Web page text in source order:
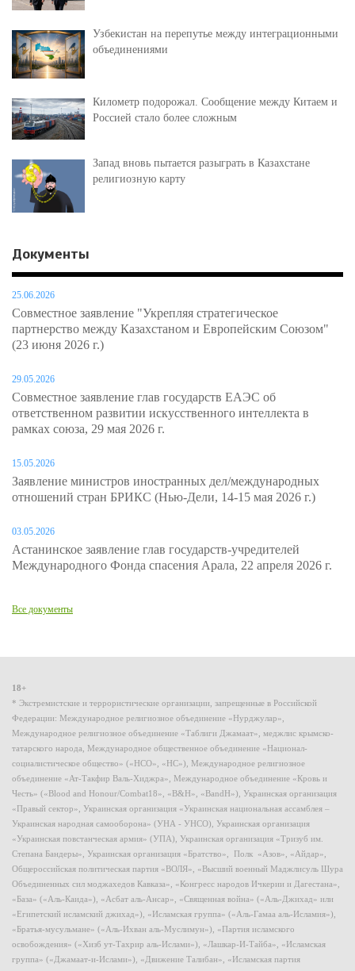
Узбекистан на перепутье между интеграционными
объединениями
Километр подорожал. Сообщение между Китаем и
Россией стало более сложным
Запад вновь пытается разыграть в Казахстане
религиозную карту
Документы
25.06.2026
Совместное заявление "Укрепляя стратегическое
партнерство между Казахстаном и Европейским Союзом"
(23 июня 2026 г.)
29.05.2026
Совместное заявление глав государств ЕАЭС об
ответственном развитии искусственного интеллекта в
рамках союза, 29 мая 2026 г.
15.05.2026
Заявление министров иностранных дел/международных
отношений стран БРИКС (Нью-Дели, 14-15 мая 2026 г.)
03.05.2026
Астанинское заявление глав государств-учредителей
Международного Фонда спасения Арала, 22 апреля 2026 г.
Все документы
18+
* Экстремистские и террористические организации, запрещенные в Российской
Федерации: Международное религиозное объединение «Нурджулар»,
Международное религиозное объединение «Таблиги Джамаат», меджлис крымско-
татарского народа, Международное общественное объединение «Национал-
социалистическое общество» («НСО», «НС»), Международное религиозное
объединение «Ат-Такфир Валь-Хиджра», Международное объединение «Кровь и
Честь» («Blood and Honour/Combat18», «B&H», «BandH»), Украинская организация
«Правый сектор», Украинская организация «Украинская национальная ассамблея –
Украинская народная самооборона» (УНА - УНСО), Украинская организация
«Украинская повстанческая армия» (УПА), Украинская организация «Тризуб им.
Степана Бандеры», Украинская организация «Братство», Полк «Азов», «Айдар»,
Общероссийская политическая партия «ВОЛЯ», «Высший военный Маджлисуль Шура
Объединенных сил моджахедов Кавказа», «Конгресс народов Ичкерии и Дагестана»,
«База» («Аль-Каида»), «Асбат аль-Ансар», «Священная война» («Аль-Джихад» или
«Египетский исламский джихад»), «Исламская группа» («Аль-Гамаа аль-Исламия»),
«Братья-мусульмане» («Аль-Ихван аль-Муслимун»), «Партия исламского
освобождения» («Хизб ут-Тахрир аль-Ислами»), «Лашкар-И-Тайба», «Исламская
группа» («Джамаат-и-Ислами»), «Движение Талибан», «Исламская партия